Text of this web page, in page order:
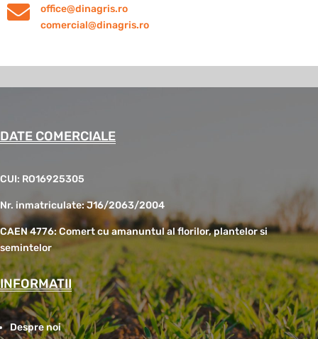

office@dinagris.ro
comercial@dinagris.ro
DATE COMERCIALE
CUI: RO16925305
Nr. inmatriculate: J16/2063/2004
CAEN 4776: Comert cu amanuntul al florilor, plantelor si
semintelor
INFORMATII
Despre noi